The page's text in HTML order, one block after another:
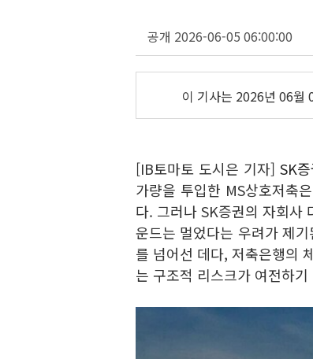
공개 2026-06-05 06:00:00
이 기사는 2026년 06월
[IB토마토 도시은 기자] SK
가량을 투입한 MS상호저축
다. 그러나 SK증권의 자회사
운드는 멀었다는 우려가 제
를 넘어선 데다, 저축은행의
는 구조적 리스크가 여전하기